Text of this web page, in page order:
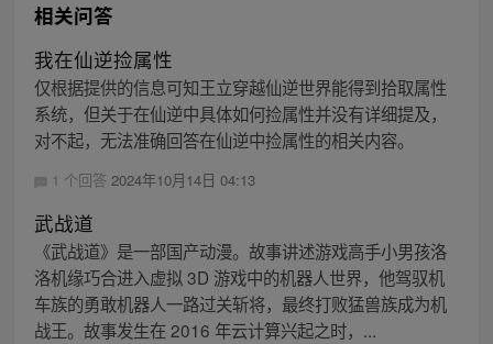
相关问答
我在仙逆捡属性
仅根据提供的信息可知王立穿越仙逆世界能得到拾取属性
系统，但关于在仙逆中具体如何捡属性并没有详细提及，
对不起，无法准确回答在仙逆中捡属性的相关内容。
1 个回答 2024年10月14日 04:13
武战道
《武战道》是一部国产动漫。故事讲述游戏高手小男孩洛
洛机缘巧合进入虚拟 3D 游戏中的机器人世界，他驾驭机
车族的勇敢机器人一路过关斩将，最终打败猛兽族成为机
战王。故事发生在 2016 年云计算兴起之时，...